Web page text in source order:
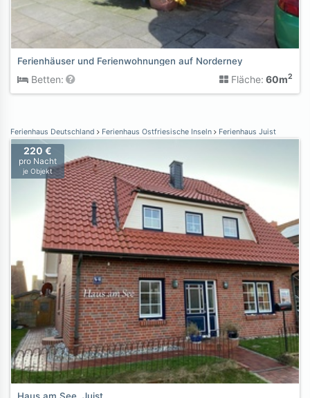
Ferienhäuser und Ferienwohnungen auf Norderney
Betten: Fläche: 60m2
Ferienhaus Deutschland Ferienhaus Ostfriesische Inseln Ferienhaus Juist
220 €
pro Nacht
je Objekt